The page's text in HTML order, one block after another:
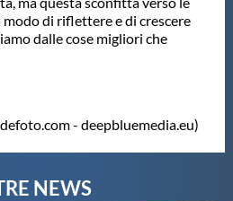
di riflettere e di crescere
dalle cose migliori che
- deepbluemedia.eu)